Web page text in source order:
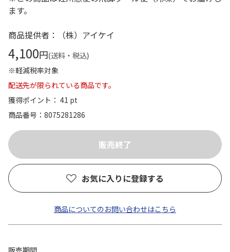
ます。
商品提供者：（株）アイケイ
4,100円(送料・税込)
※軽減税率対象
配送先が限られている商品です。
獲得ポイント： 41 pt
商品番号
8075281286
お気に入りに登録する
商品についてのお問い合わせはこちら
販売期間